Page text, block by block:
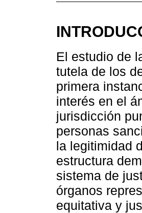
El estudio de
tutela de los
primera
interés en el
jurisdicción
personas
la legitimidad
estructura
sistema de
órganos
equitativa y